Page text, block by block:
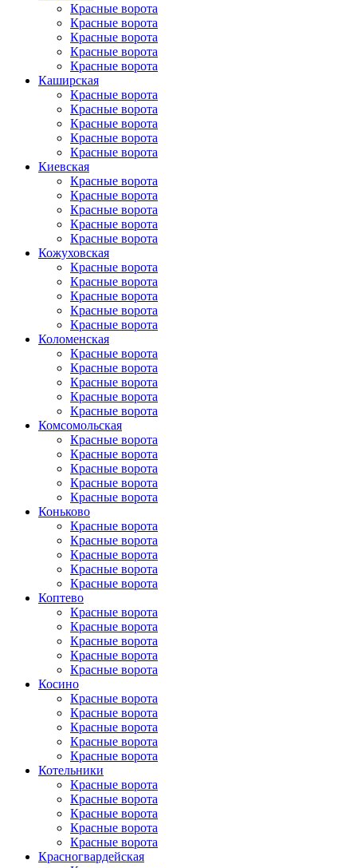
Красные ворота
Красные ворота
Красные ворота
Красные ворота
Красные ворота
Каширская
Красные ворота
Красные ворота
Красные ворота
Красные ворота
Красные ворота
Киевская
Красные ворота
Красные ворота
Красные ворота
Красные ворота
Красные ворота
Кожуховская
Красные ворота
Красные ворота
Красные ворота
Красные ворота
Красные ворота
Коломенская
Красные ворота
Красные ворота
Красные ворота
Красные ворота
Красные ворота
Комсомольская
Красные ворота
Красные ворота
Красные ворота
Красные ворота
Красные ворота
Коньково
Красные ворота
Красные ворота
Красные ворота
Красные ворота
Красные ворота
Коптево
Красные ворота
Красные ворота
Красные ворота
Красные ворота
Красные ворота
Косино
Красные ворота
Красные ворота
Красные ворота
Красные ворота
Красные ворота
Котельники
Красные ворота
Красные ворота
Красные ворота
Красные ворота
Красные ворота
Красногвар­дейская